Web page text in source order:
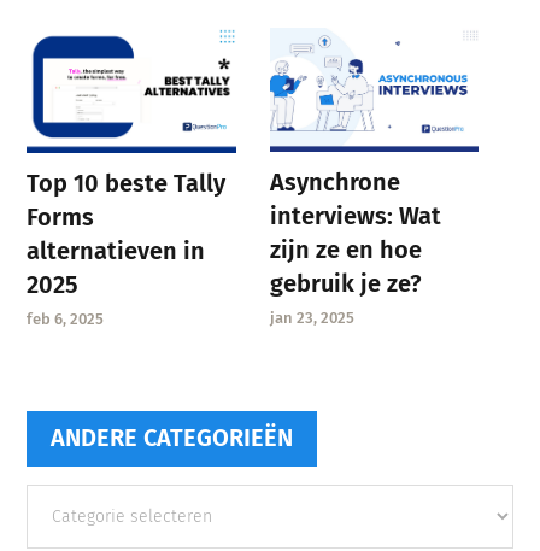
Top 10 beste Tally
Forms
alternatieven in
2025
feb 6, 2025
Asynchrone
interviews: Wat
zijn ze en hoe
gebruik je ze?
jan 23, 2025
ANDERE CATEGORIEËN
categorieën